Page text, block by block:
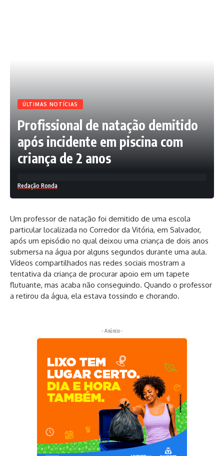
ÚLTIMAS NOTÍCIAS
Profissional de natação demitido
após incidente em piscina com
criança de 2 anos
Redação Ronda
Um professor de natação foi demitido de uma escola
particular localizada no Corredor da Vitória, em Salvador,
após um episódio no qual deixou uma criança de dois anos
submersa na água por alguns segundos durante uma aula.
Vídeos compartilhados nas redes sociais mostram a
tentativa da criança de procurar apoio em um tapete
flutuante, mas acaba não conseguindo. Quando o professor
a retirou da água, ela estava tossindo e chorando.
- Anúncio -